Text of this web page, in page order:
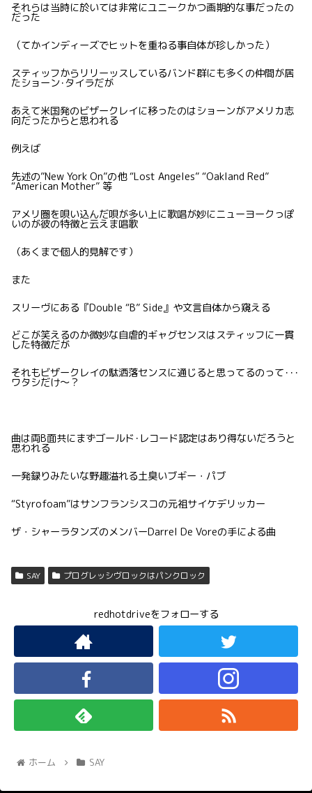
それらは当時に於いては非常にユニークかつ画期的な事だったの
だった
（てかインディーズでヒットを重ねる事自体が珍しかった）
スティッフからリリーッスしているバンド群にも多くの仲間が居
たショーン･タイラだが
あえて米国発のビザークレイに移ったのはショーンがアメリカ志
向だったからと思われる
例えば
先述の”New York On”の他 “Lost Angeles” “Oakland Red”
“American Mother” 等
アメリ圏を唄い込んだ唄が多い上に歌唱が妙にニューヨークっぽ
いのが彼の特徴と云えま唱歌
（あくまで個人的見解です）
また
スリーヴにある『Double “B” Side』や文言自体から窺える
どこが笑えるのか微妙な自虐的ギャグセンスはスティッフに一貫
した特徴だが
それもビザークレイの駄洒落センスに通じると思ってるのって･･･
ワタシだけ〜？
曲は両B面共にまずゴールド･レコード認定はあり得ないだろうと
思われる
一発録りみたいな野趣溢れる土臭いブギー・パブ
“Styrofoam”はサンフランシスコの元祖サイケデリッカー
ザ・シャーラタンズのメンバーDarrel De Voreの手による曲
SAY プログレッシヴロックはパンクロック
redhotdriveをフォローする
ホーム SAY